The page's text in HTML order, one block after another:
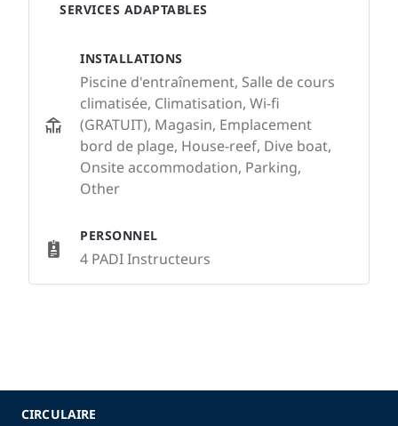
SERVICES ADAPTABLES
INSTALLATIONS
Piscine d'entraînement, Salle de cours
climatisée, Climatisation, Wi-fi
(GRATUIT), Magasin, Emplacement
bord de plage, House-reef, Dive boat,
Onsite accommodation, Parking,
Other
PERSONNEL
4 PADI Instructeurs
CIRCULAIRE